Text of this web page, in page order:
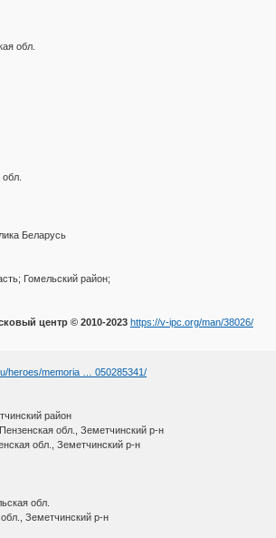
обл.
Беларусь
Гомельский район;
центр © 2010-2023 https://v-ipc.org/man/38026/
heroes/memoria … 050285341/
район
обл., Земетчинский р-н
обл., Земетчинский р-н
обл.
Земетчинский р-н